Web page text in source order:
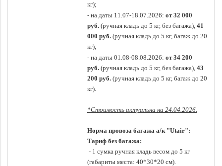
кг);
- на даты 11.07-18.07.2026: от 32 000
руб. (ручная кладь до 5 кг, без багажа), 41
000 руб. (ручная кладь до 5 кг, багаж до 20
кг);
- на даты 01.08-08.08.2026: от 34 200
руб. (ручная кладь до 5 кг, без багажа), 43
200 руб. (ручная кладь до 5 кг, багаж до 20
кг).
*Стоимость актуальна на 24.04.2026.
Норма провоза багажа а/к "Utair":
Тариф без багажа:
- 1 сумка ручная кладь весом до 5 кг
(габариты места: 40*30*20 см).